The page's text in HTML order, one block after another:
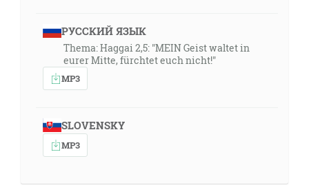
РУССКИЙ ЯЗЫК
Thema: Haggai 2,5: "MEIN Geist waltet in
eurer Mitte, fürchtet euch nicht!"
MP3
SLOVENSKY
MP3